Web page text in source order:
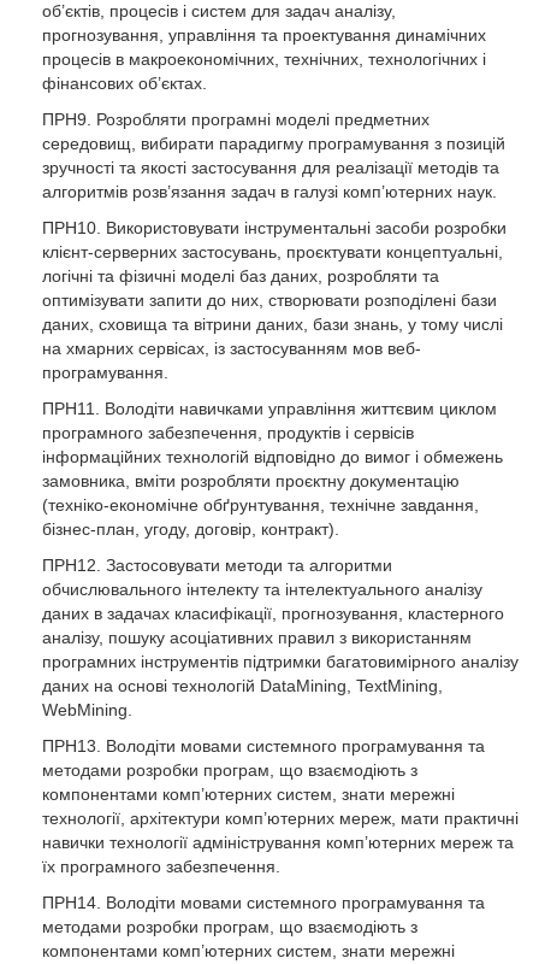
об’єктів, процесів і систем для задач аналізу,
прогнозування, управління та проектування динамічних
процесів в макроекономічних, технічних, технологічних і
фінансових об’єктах.
ПРН9. Розробляти програмні моделі предметних
середовищ, вибирати парадигму програмування з позицій
зручності та якості застосування для реалізації методів та
алгоритмів розв’язання задач в галузі комп’ютерних наук.
ПРН10. Використовувати інструментальні засоби розробки
клієнт-серверних застосувань, проєктувати концептуальні,
логічні та фізичні моделі баз даних, розробляти та
оптимізувати запити до них, створювати розподілені бази
даних, сховища та вітрини даних, бази знань, у тому числі
на хмарних сервісах, із застосуванням мов веб-
програмування.
ПРН11. Володіти навичками управління життєвим циклом
програмного забезпечення, продуктів і сервісів
інформаційних технологій відповідно до вимог і обмежень
замовника, вміти розробляти проєктну документацію
(техніко-економічне обґрунтування, технічне завдання,
бізнес-план, угоду, договір, контракт).
ПРН12. Застосовувати методи та алгоритми
обчислювального інтелекту та інтелектуального аналізу
даних в задачах класифікації, прогнозування, кластерного
аналізу, пошуку асоціативних правил з використанням
програмних інструментів підтримки багатовимірного аналізу
даних на основі технологій DataMining, TextMining,
WebMining.
ПРН13. Володіти мовами системного програмування та
методами розробки програм, що взаємодіють з
компонентами комп’ютерних систем, знати мережні
технології, архітектури комп’ютерних мереж, мати практичні
навички технології адміністрування комп’ютерних мереж та
їх програмного забезпечення.
ПРН14. Володіти мовами системного програмування та
методами розробки програм, що взаємодіють з
компонентами комп’ютерних систем, знати мережні